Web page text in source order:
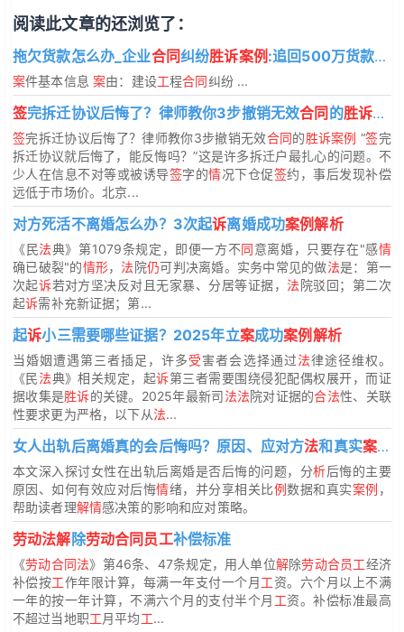
阅读此文章的还浏览了：
拖欠货款怎么办_企业合同纠纷胜诉案例 :追回500万货款+违约金
案件基本信息案由：建设工程合同纠纷 ...
签完拆迁协议后悔了？律师教你3步撤销无效合同的胜诉案例
签完拆迁协议后悔了？律师教你3步撤销无效合同的胜诉案例 “签完
拆迁协议就后悔了，能反悔吗？”这是许多拆迁户最扎心的问题。不
少人在信息不对等或被诱导签字的情况下仓促签约，事后发现补偿
远低于市场价。北京...
对方死活不离婚怎么办？3次起诉离婚成功案例解析
《民法典》第1079条规定，即便一方不同意离婚，只要存在"感情
确已破裂"的情形， 法院仍可判决离婚。实务中常见的做法是：第一
次起诉若对方坚决反对且无家暴、分居等证据， 法院驳回；第二次
起诉需补充新证据；第...
起诉小三需要哪些证据？2025年立案成功案例解析
当婚姻遭遇第三者插足，许多受害者会选择通过法律途径维权。
《民法典》相关规定，起诉第三者需要围绕侵犯配偶权展开，而证
据收集是胜诉的关键。2025年最新司法法院对证据的合法性、关联
性要求更为严格，以下从法...
女人出轨后离婚真的会后悔吗？原因、应对方法和真实案例解析
本文深入探讨女性在出轨后离婚是否后悔的问题，分析后悔的主要
原因、如何有效应对后悔情绪，并分享相关比例数据和真实案例 ，
帮助读者理解情感决策的影响和应对策略。
劳动法解除劳动合同员工补偿标准
《劳动合同法》第46条、47条规定，用人单位解除劳动合员工经济
补偿按工作年限计算，每满一年支付一个月工资。六个月以上不满
一年的按一年计算，不满六个月的支付半个月 工资。补偿标准最高
不超过当地职工月平均工...